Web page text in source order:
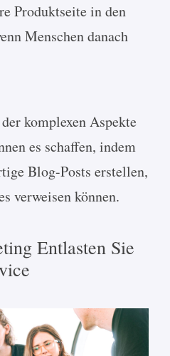
Produktseite in den
Menschen danach
komplexen Aspekte
es schaffen, indem
Blog-Posts erstellen,
verweisen können.
Entlasten Sie